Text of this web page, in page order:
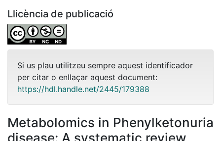
Llicència de publicació
Si us plau utilitzeu sempre aquest identificador
per citar o enllaçar aquest document:
https://hdl.handle.net/2445/179388
Metabolomics in Phenylketonuria
disease: A systematic review